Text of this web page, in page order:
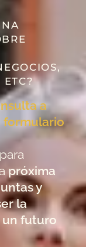
ETC?
a
formulario
para
próxima
y
la
un futuro